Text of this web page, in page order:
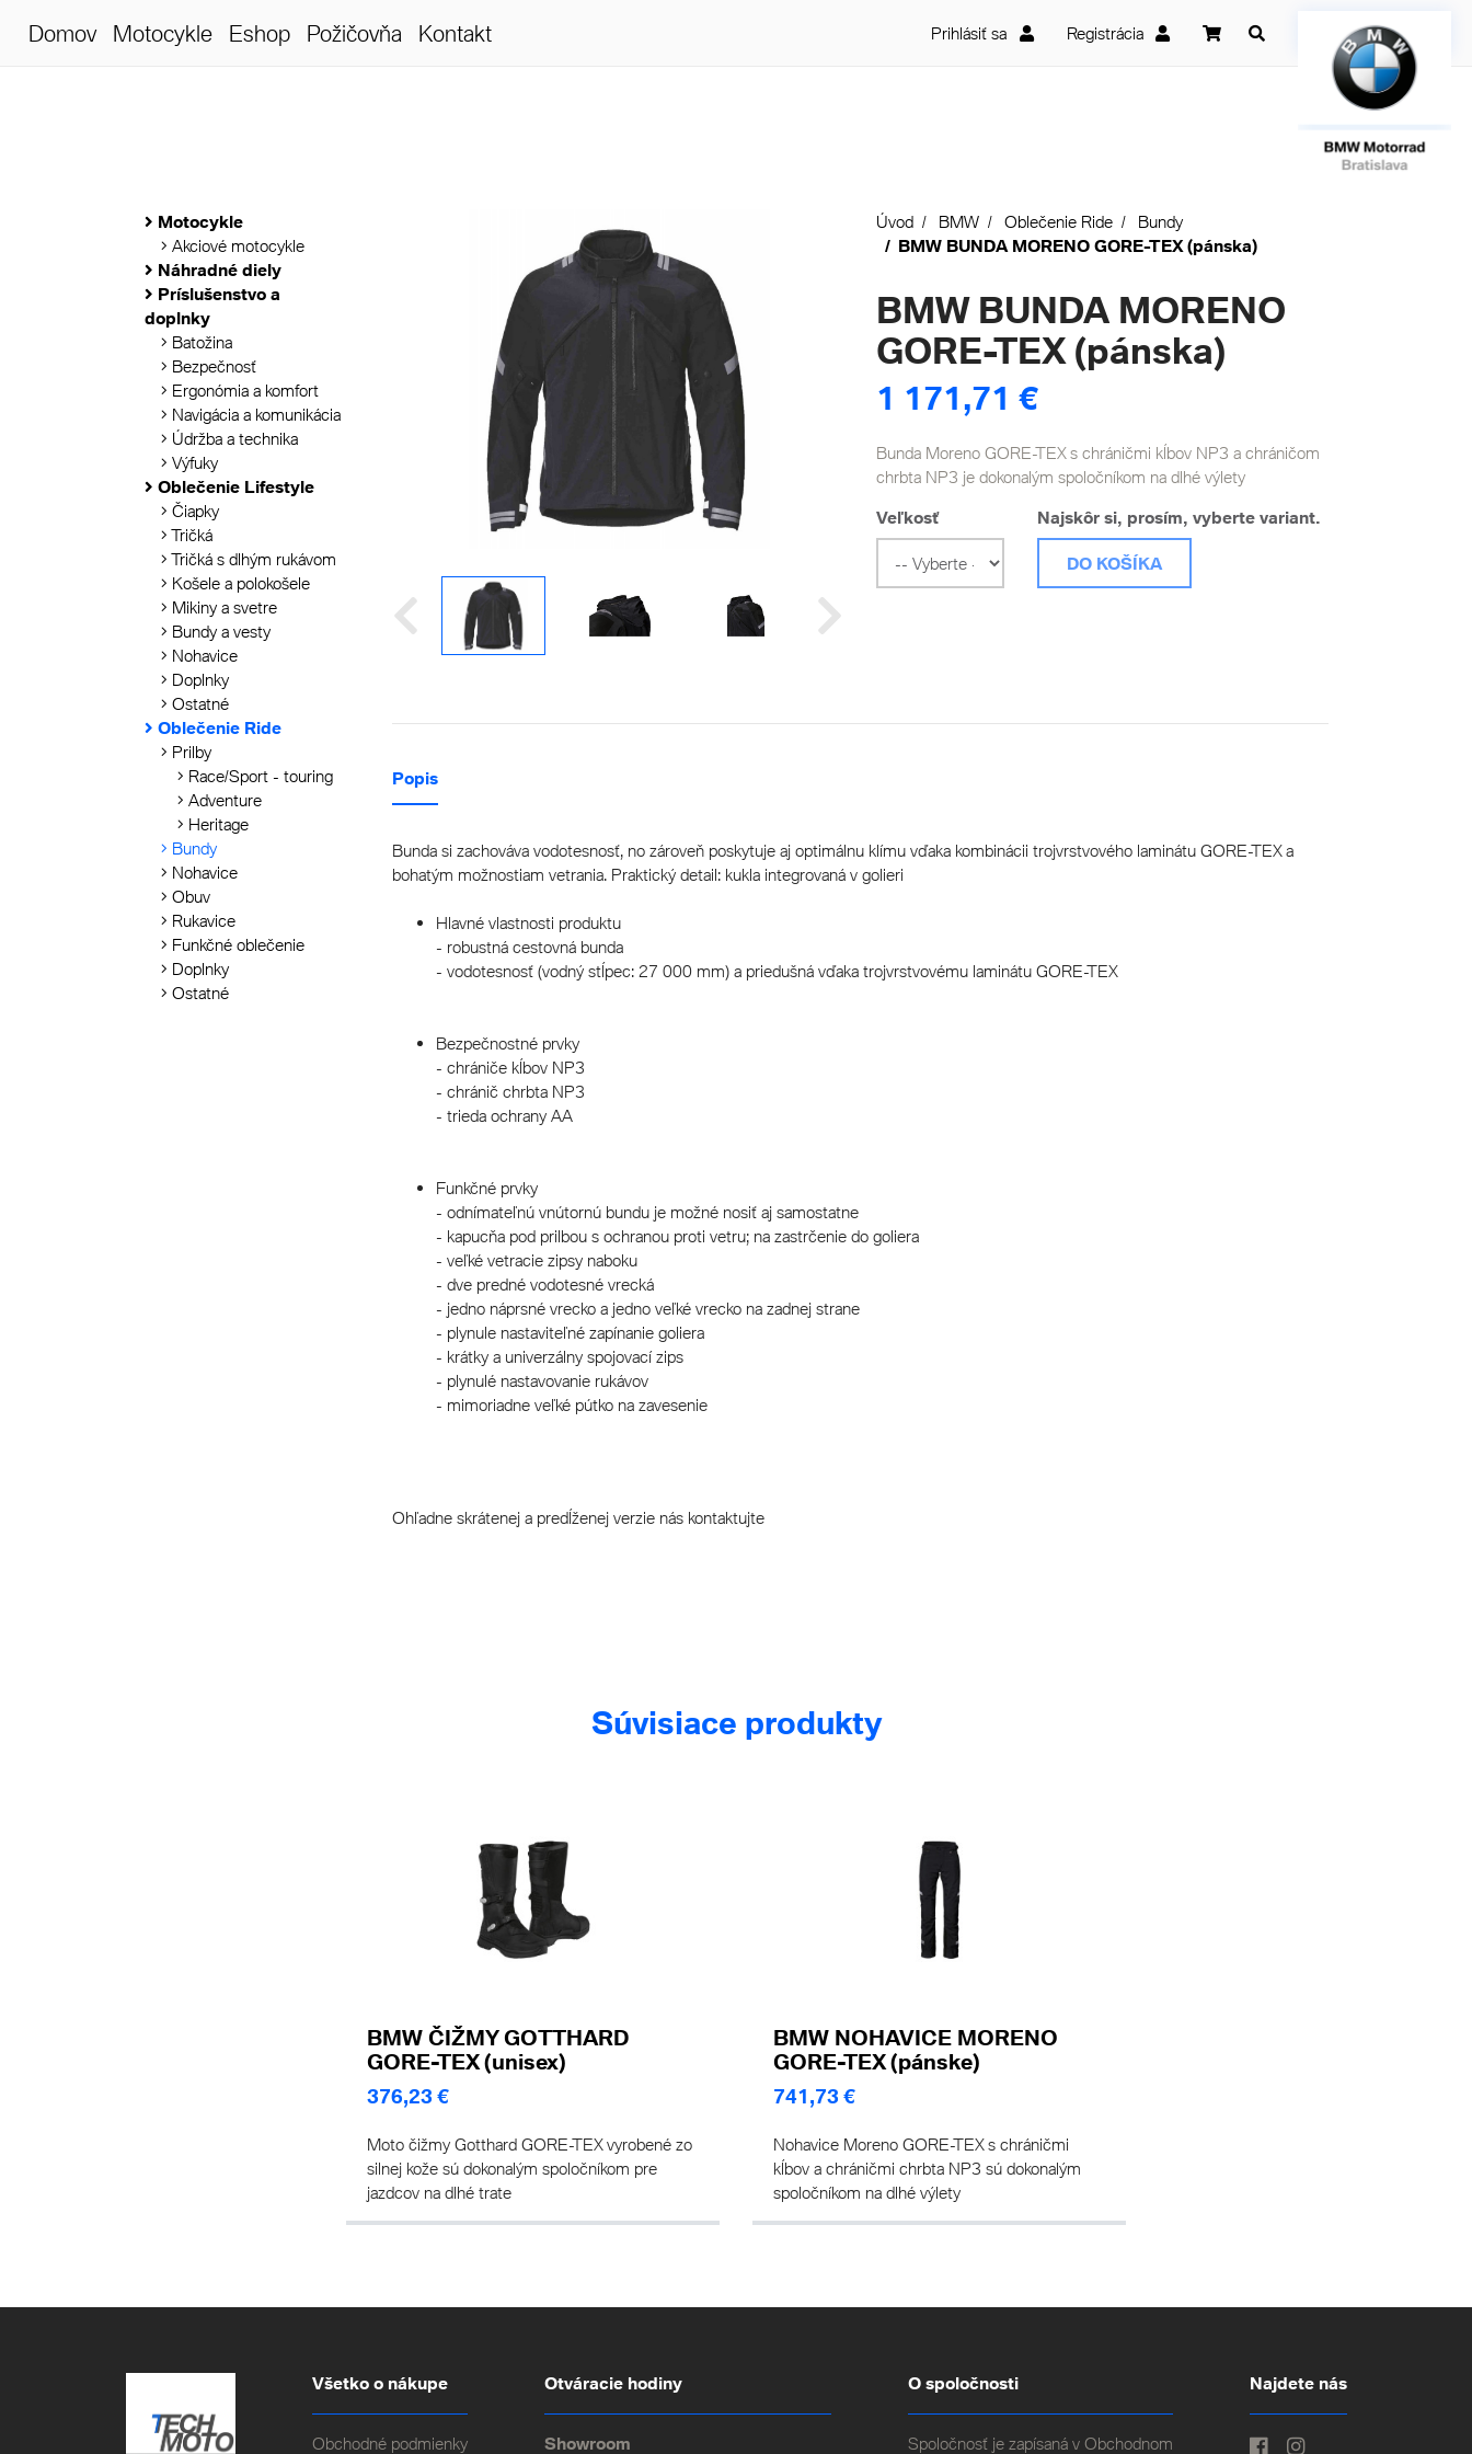
Domov Motocykle Eshop Požičovňa Kontakt Prihlásiť sa Registrácia
Motocykle
Akciové motocykle
Náhradné diely
Príslušenstvo a
doplnky
Batožina
Bezpečnosť
Ergonómia a komfort
Navigácia a komunikácia
Údržba a technika
Výfuky
Oblečenie Lifestyle
Čiapky
Tričká
Tričká s dlhým rukávom
Košele a polokošele
Mikiny a svetre
Bundy a vesty
Nohavice
Doplnky
Ostatné
Oblečenie Ride
Prilby
Race/Sport - touring
Adventure
Heritage
Bundy
Nohavice
Obuv
Rukavice
Funkčné oblečenie
Doplnky
Ostatné
Úvod BMW Oblečenie Ride
Bundy
BMW BUNDA MORENO GORE-TEX (pánska)
BMW BUNDA MORENO
GORE-TEX (pánska)
1 171,71 €
Bunda Moreno GORE-TEX s chráničmi kĺbov NP3 a chráničom
chrbta NP3 je dokonalým spoločníkom na dlhé výlety
Veľkosť Najskôr si, prosím, vyberte variant.
DO KOŠÍKA
Popis
Bunda si zachováva vodotesnosť, no zároveň poskytuje aj optimálnu klímu vďaka kombinácii trojvrstvového laminátu GORE-TEX a
bohatým možnostiam vetrania. Praktický detail: kukla integrovaná v golieri
Hlavné vlastnosti produktu
- robustná cestovná bunda
- vodotesnosť (vodný stĺpec: 27 000 mm) a priedušná vďaka trojvrstvovému laminátu GORE-TEX
Bezpečnostné prvky
- chrániče kĺbov NP3
- chránič chrbta NP3
- trieda ochrany AA
Funkčné prvky
- odnímateľnú vnútornú bundu je možné nosiť aj samostatne
- kapucňa pod prilbou s ochranou proti vetru; na zastrčenie do goliera
- veľké vetracie zipsy naboku
- dve predné vodotesné vrecká
- jedno náprsné vrecko a jedno veľké vrecko na zadnej strane
- plynule nastaviteľné zapínanie goliera
- krátky a univerzálny spojovací zips
- plynulé nastavovanie rukávov
- mimoriadne veľké pútko na zavesenie
Ohľadne skrátenej a predĺženej verzie nás kontaktujte
Súvisiace produkty
BMW ČIŽMY GOTTHARD
GORE-TEX (unisex)
376,23 €
Moto čižmy Gotthard GORE-TEX vyrobené zo
silnej kože sú dokonalým spoločníkom pre
jazdcov na dlhé trate
BMW NOHAVICE MORENO
GORE-TEX (pánske)
741,73 €
Nohavice Moreno GORE-TEX s chráničmi
kĺbov a chráničmi chrbta NP3 sú dokonalým
spoločníkom na dlhé výlety
Všetko o nákupe
Obchodné podmienky
Otváracie hodiny
Showroom
O spoločnosti
Spoločnosť je zapísaná v Obchodnom
Najdete nás